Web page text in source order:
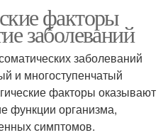
факторы
заболеваний
заболеваний
и многоступенчатый
факторы оказывают
функции организма,
симптомов.